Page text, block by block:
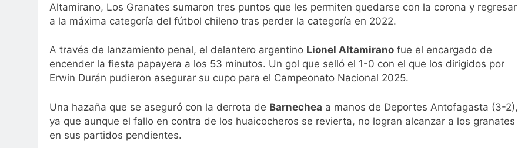
Altamirano, Los Granates sumaron tres puntos que les permiten quedarse con la corona y regresar
a la máxima categoría del fútbol chileno tras perder la categoría en 2022.
A través de lanzamiento penal, el delantero argentino Lionel Altamirano fue el encargado de
encender la fiesta papayera a los 53 minutos. Un gol que selló el 1-0 con el que los dirigidos por
Erwin Durán pudieron asegurar su cupo para el Campeonato Nacional 2025.
Una hazaña que se aseguró con la derrota de Barnechea a manos de Deportes Antofagasta (3-2),
ya que aunque el fallo en contra de los huaicocheros se revierta, no logran alcanzar a los granates
en sus partidos pendientes.